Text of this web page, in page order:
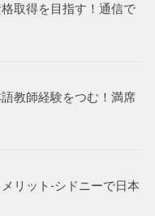
取得を目指す！通信で
教師経験をつむ！満席
リット-シドニーで日本